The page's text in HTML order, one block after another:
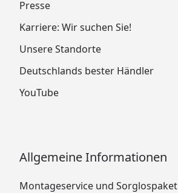
Presse
Karriere: Wir suchen Sie!
Unsere Standorte
Deutschlands bester Händler
YouTube
Allgemeine Informationen
Montageservice und Sorglospaket